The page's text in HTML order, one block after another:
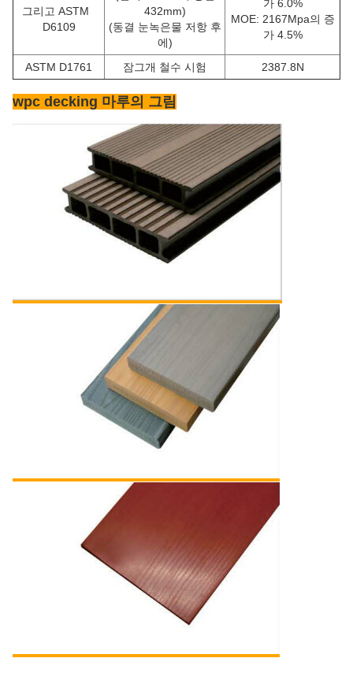
그리고 ASTM
D6109
432mm)
(동결 눈녹은물 저항 후
에)
가 6.0%
MOE: 2167Mpa의 증
가 4.5%
ASTM D1761 잠그개 철수 시험 2387.8N
wpc decking 마루의 그림